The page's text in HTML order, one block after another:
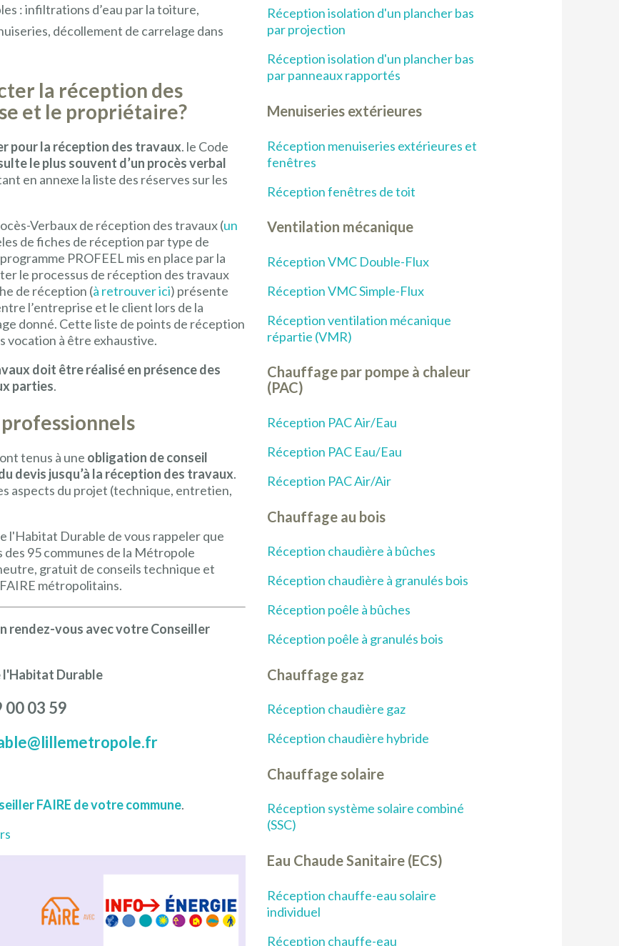
: infiltrations d’eau par la toiture,
décollement de carrelage dans
la réception des
et le propriétaire?
pour la réception des travaux. le Code
le plus souvent d’un procès verbal
en annexe la liste des réserves sur les
Verbaux de réception des travaux (un
de fiches de réception par type de
PROFEEL mis en place par la
le processus de réception des travaux
de réception (à retrouver ici) présente
l’entreprise et le client lors de la
donné. Cette liste de points de réception
vocation à être exhaustive.
doit être réalisé en présence des
parties.
tenus à une obligation de conseil
devis jusqu’à la réception des travaux.
aspects du projet (technique, entretien,
l'Habitat Durable de vous rappeler que
95 communes de la Métropole
gratuit de conseils technique et
métropolitains.
rendez-vous avec votre Conseiller
l'Habitat Durable
00 03 59
FAIRE de votre commune.
Réception isolation d'un plancher bas
par projection
Réception isolation d'un plancher bas
par panneaux rapportés
Menuiseries extérieures
Réception menuiseries extérieures et
fenêtres
Réception fenêtres de toit
Ventilation mécanique
Réception VMC Double-Flux
Réception VMC Simple-Flux
Réception ventilation mécanique
répartie (VMR)
Chauffage par pompe à chaleur
(PAC)
Réception PAC Air/Eau
Réception PAC Eau/Eau
Réception PAC Air/Air
Chauffage au bois
Réception chaudière à bûches
Réception chaudière à granulés bois
Réception poêle à bûches
Réception poêle à granulés bois
Chauffage gaz
Réception chaudière gaz
Réception chaudière hybride
Chauffage solaire
Réception système solaire combiné
(SSC)
Eau Chaude Sanitaire (ECS)
Réception chauffe-eau solaire
individuel
Réception chauffe-eau